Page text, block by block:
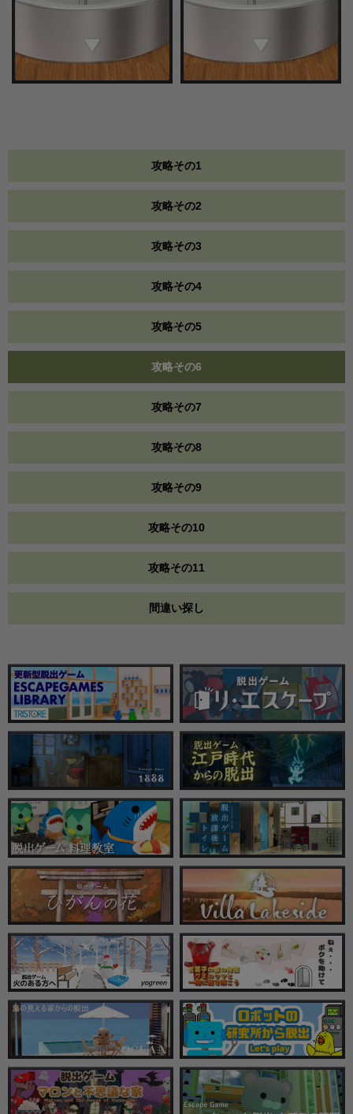
攻略その1
攻略その2
攻略その3
攻略その4
攻略その5
攻略その6
攻略その7
攻略その8
攻略その9
攻略その10
攻略その11
間違い探し